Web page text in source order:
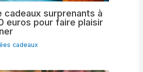
cadeaux surprenants à
euros pour faire plaisir
cadeaux